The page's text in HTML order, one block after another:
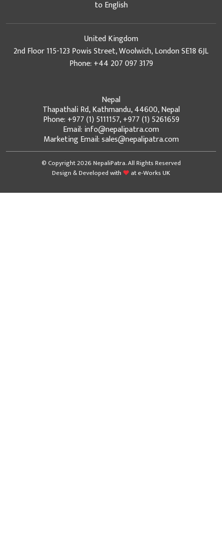
to English
United Kingdom
2nd Floor 115-123 Powis Street, Woolwich, London SE18 6JL
Phone: +44 207 097 3179
Nepal
Thapathali Rd, Kathmandu, 44600, Nepal
Phone: +977 (1) 5111157, +977 (1) 5261659
Email: info@nepalipatra.com
Marketing Email: sales@nepalipatra.com
© Copyright 2026 NepaliPatra. All Rights Reserved
Design & Developed with
ate-Works UK